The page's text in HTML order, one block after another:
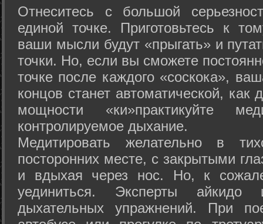
Отнеситесь с большой
единой точке. Приготовьтесь к
ваши мысли будут «прыгать» и
точки. Но, если вы сможете
точке после каждого «соскока»,
концов станет автоматической,
мощности «ки»практикуйте
контролируемое дыхание.
Медитировать желательно в
посторонних месте, с закрытыми
и вдыхая через нос. Но, к
уединиться. Эксперты айкидо
дыхательных упражнений. При